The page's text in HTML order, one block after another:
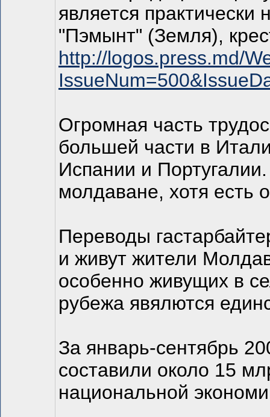
является
"Пэмынт" (Земля),
http://logos.press.md/
Огромная часть
большей части в
Испании и
молдаване, хотя есть
Переводы
и живут жители
особенно живущих в
рубежа явялются
За январь-сентябрь
составили около 15
национальной